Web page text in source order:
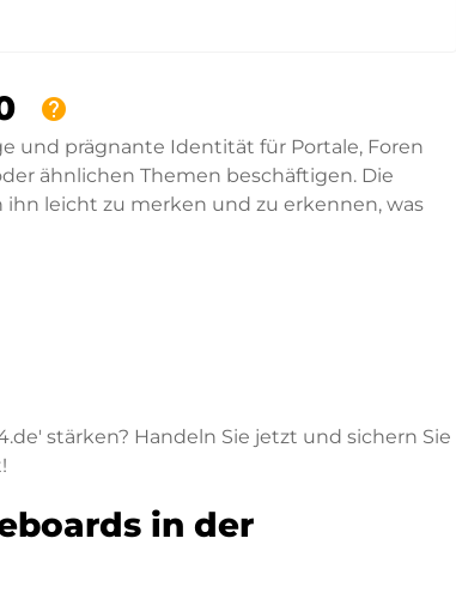
help
und prägnante Identität für Portale, Foren
ähnlichen Themen beschäftigen. Die
leicht zu merken und zu erkennen, was
stärken? Handeln Sie jetzt und sichern Sie
in der